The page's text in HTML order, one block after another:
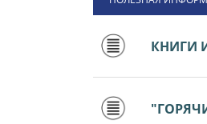
КНИГИ